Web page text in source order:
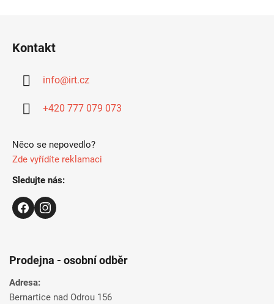
Kontakt
info@irt.cz
+420 777 079 073
Něco se nepovedlo?
Zde vyřídíte reklamaci
Sledujte nás:
Prodejna - osobní odběr
Adresa:
Bernartice nad Odrou 156